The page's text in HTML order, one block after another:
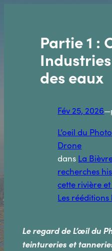
Partie 1 :
des eaux
Fév 25, 2026—
L’oeil du
Drone
dans La
recherches
cette rivière
Les
Le regard de L’œil du
teintureries et